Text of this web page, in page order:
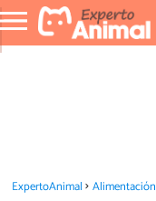
ExpertoAnimal Alimentación